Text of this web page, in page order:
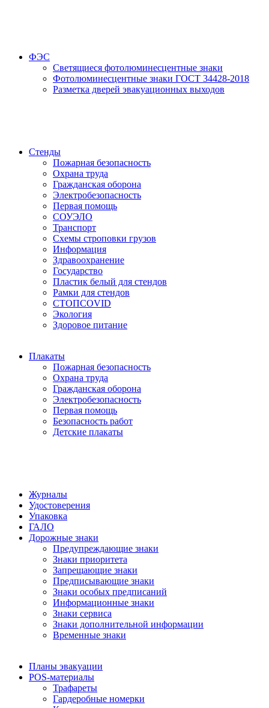
ФЭС
Светящиеся фотолюминесцентные знаки
Фотолюминесцентные знаки ГОСТ 34428-2018
Разметка дверей эвакуационных выходов
Стенды
Пожарная безопасность
Охрана труда
Гражданская оборона
Электробезопасность
Первая помощь
СОУЭЛО
Транспорт
Схемы строповки грузов
Информация
Здравоохранение
Государство
Пластик белый для стендов
Рамки для стендов
СТОПCOVID
Экология
Здоровое питание
Плакаты
Пожарная безопасность
Охрана труда
Гражданская оборона
Электробезопасность
Первая помощь
Безопасность работ
Детские плакаты
Журналы
Удостоверения
Упаковка
ГАЛО
Дорожные знаки
Предупреждающие знаки
Знаки приоритета
Запрещающие знаки
Предписывающие знаки
Знаки особых предписаний
Информационные знаки
Знаки сервиса
Знаки дополнительной информации
Временные знаки
Планы эвакуации
POS-материалы
Трафареты
Гардеробные номерки